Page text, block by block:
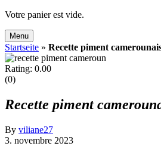
Search
Votre panier est vide.
Menu
Startseite » Recette piment
Rating: 0.00
(0)
Recette piment
By viliane27
3. novembre 2023